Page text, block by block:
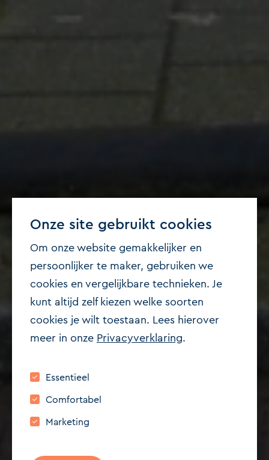
Beschikbaar
2518 LB 'S-GRAVENHAGE
Zamenhofstraat 116
€ 450.000,- k.k.
126 m² 2
Onze site gebruikt cookies
Om onze website gemakkelijker en
persoonlijker te maker, gebruiken we
cookies en vergelijkbare technieken. Je
kunt altijd zelf kiezen welke soorten
cookies je wilt toestaan. Lees hierover
meer in onze Privacyverklaring.
Essentieel
Comfortabel
Marketing